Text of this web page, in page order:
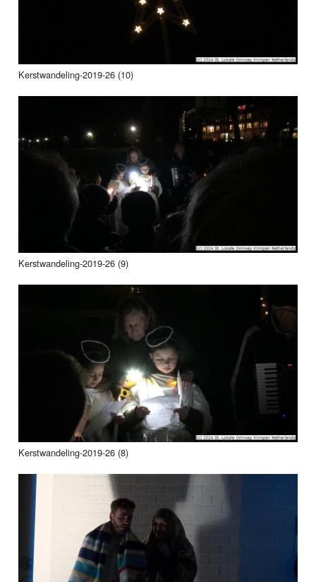
Kerstwandeling-2019-26 (10)
Kerstwandeling-2019-26 (9)
Kerstwandeling-2019-26 (8)